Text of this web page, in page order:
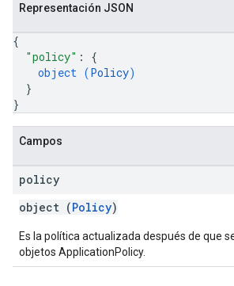
Representación JSON
{
"policy" : {
object (Policy)
}
}
Campos
policy
object (Policy)
Es la política actualizada después de que
objetos ApplicationPolicy.